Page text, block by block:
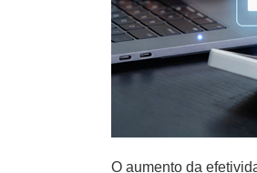
O aumento da